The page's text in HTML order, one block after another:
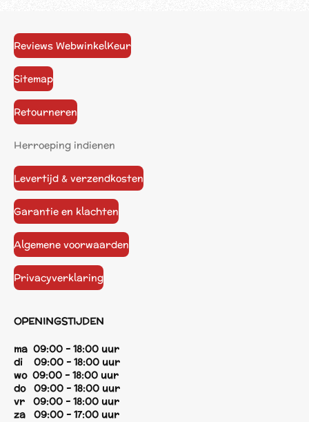
Reviews WebwinkelKeur
Sitemap
Retourneren
Herroeping indienen
Levertijd & verzendkosten
Garantie en klachten
Algemene voorwaarden
Privacyverklaring
OPENINGSTIJDEN
ma 09:00 - 18:00 uur
di 09:00 - 18:00 uur
wo 09:00 - 18:00 uur
do 09:00 - 18:00 uur
vr 09:00 - 18:00 uur
za 09:00 - 17:00 uur